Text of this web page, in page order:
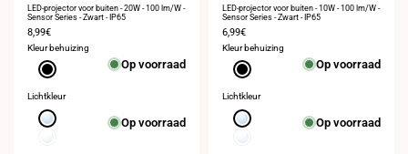
LED-projector voor buiten - 20W - 100 lm/W -
Sensor Series - Zwart - IP65
Verkoopprijs
8,99€
Kleur behuizing
Zwart Op voorraad
Lichtkleur
Koud
Op voorraad
LED-projector voor buiten - 10W - 100 lm/W -
Sensor Series - Zwart - IP65
Verkoopprijs
6,99€
Kleur behuizing
Zwart Op voorraad
Lichtkleur
Koud
Op voorraad